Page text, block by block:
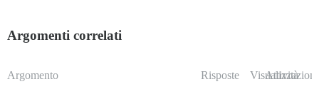
Argomenti correlati
Argomento Risposte Visualizzazioni
Attività